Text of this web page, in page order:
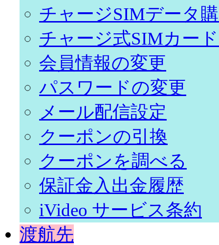
チャージSIMデータ
チャージ式SIMカー
会員情報の変更
パスワードの変更
メール配信設定
クーポンの引換
クーポンを調べる
保証金入出金履歴
iVideo サービス条約
渡航先